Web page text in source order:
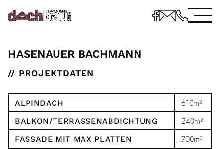
HASENAUER BACHMANN
// PROJEKTDATEN
ALPINDACH 610m²
BALKON/TERRASSENABDICHTUNG 240m²
FASSADE MIT MAX PLATTEN 700m²